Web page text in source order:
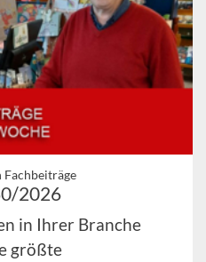
Fachbeiträge
2026
in Ihrer Branche
größte